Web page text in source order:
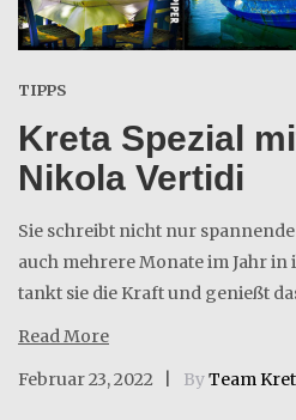
TIPPS
Kreta Spezial
Nikola Vertidi
Sie schreibt nicht nur
auch mehrere Monate im Jahr
tankt sie die Kraft und genießt
Read More
Februar 23, 2022
ByTeam